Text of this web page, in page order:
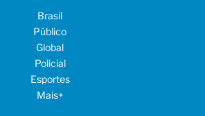
Brasil
Público
Global
Policial
Esportes
Mais+